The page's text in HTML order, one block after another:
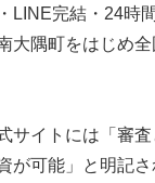
LINE完結・24時
大隅町をはじめ
サイトには「審
が可能」と明記